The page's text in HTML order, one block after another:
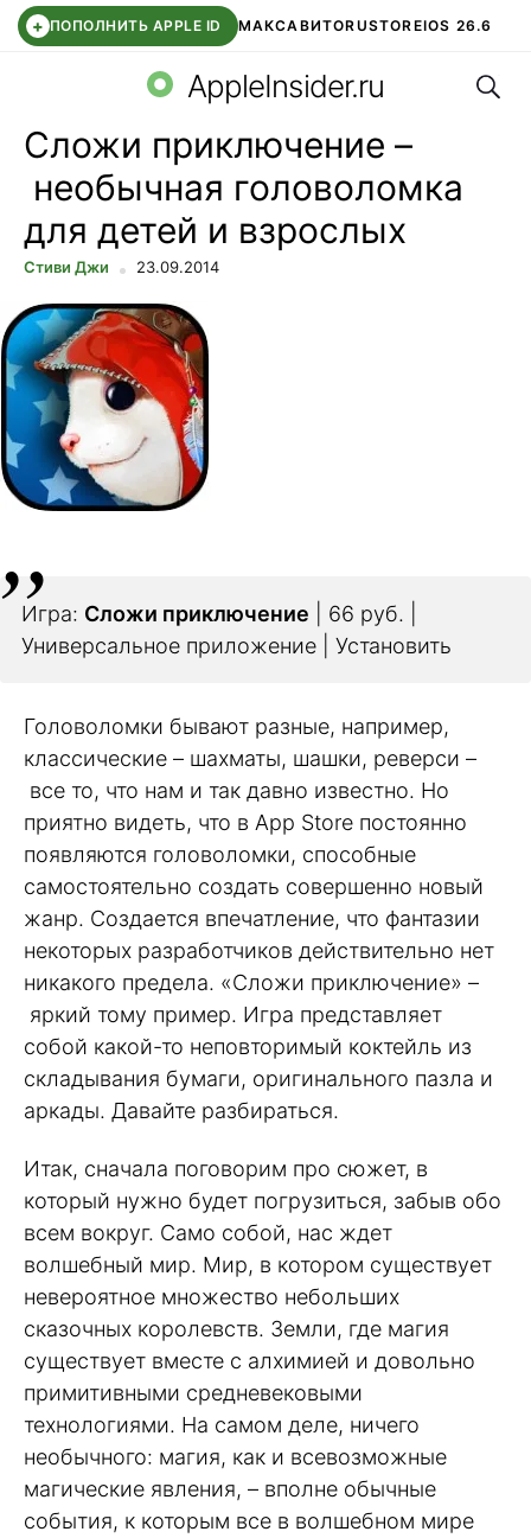
+ ПОПОЛНИТЬ APPLE ID МАКСАВИТОRUSTOREIOS 26.6
СБЕР КИДС ВТБ ОНЛАЙН ЧАТ В ROBLOX
AppleInsider.ru
Сложи приключение –
необычная головоломка
для детей и взрослых
Стиви Джи 23.09.2014
Игра: Сложи приключение | 66 руб. |
Универсальное приложение | Установить
Головоломки бывают разные, например,
классические – шахматы, шашки, реверси –
все то, что нам и так давно известно. Но
приятно видеть, что в App Store постоянно
появляются головоломки, способные
самостоятельно создать совершенно новый
жанр. Создается впечатление, что фантазии
некоторых разработчиков действительно нет
никакого предела. «Сложи приключение» –
яркий тому пример. Игра представляет
собой какой-то неповторимый коктейль из
складывания бумаги, оригинального пазла и
аркады. Давайте разбираться.
Итак, сначала поговорим про сюжет, в
который нужно будет погрузиться, забыв обо
всем вокруг. Само собой, нас ждет
волшебный мир. Мир, в котором существует
невероятное множество небольших
сказочных королевств. Земли, где магия
существует вместе с алхимией и довольно
примитивными средневековыми
технологиями. На самом деле, ничего
необычного: магия, как и всевозможные
магические явления, – вполне обычные
события, к которым все в волшебном мире